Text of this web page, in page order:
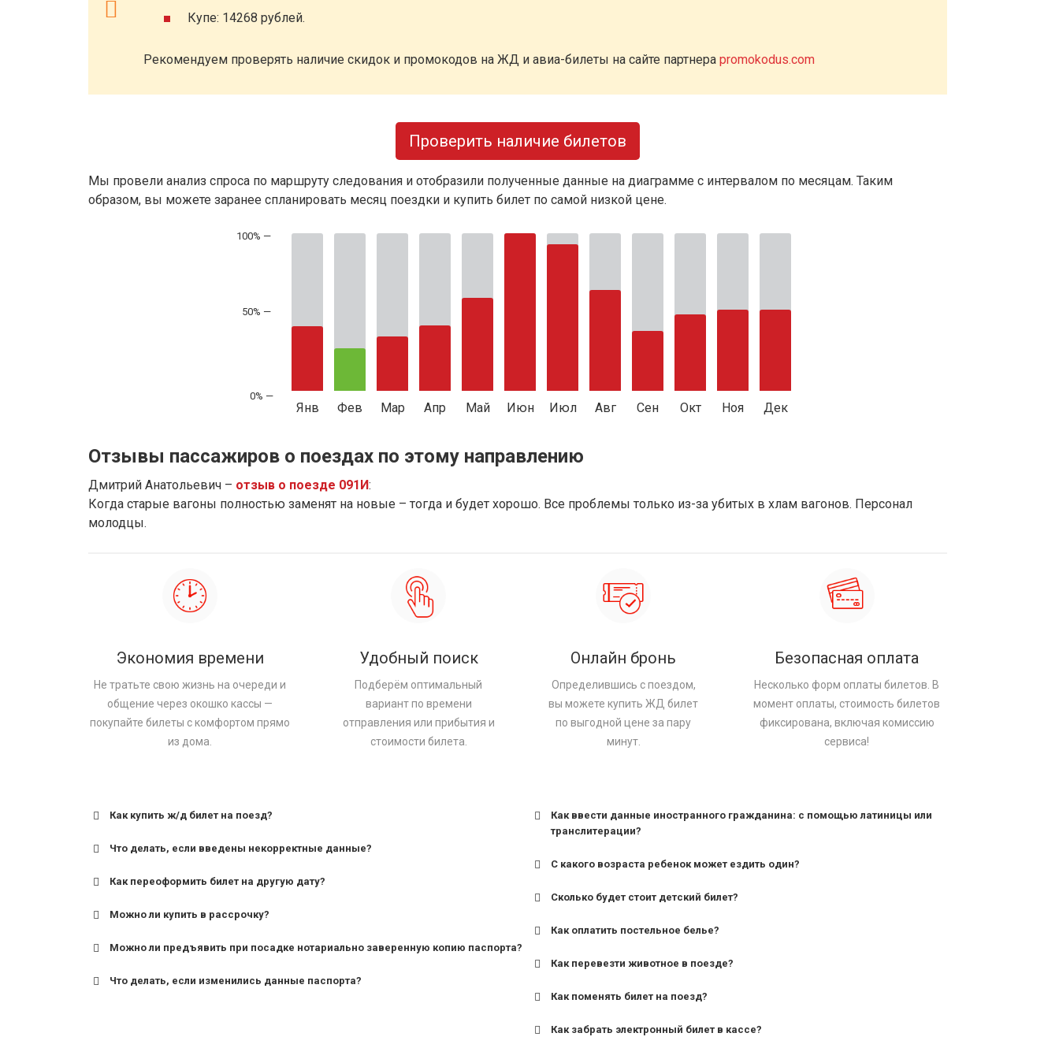
Купе: 14268 рублей.
Рекомендуем проверять наличие скидок и промокодов на ЖД и авиа-билеты на сайте партнера promokodus.com
Проверить наличие билетов
Мы провели анализ спроса по маршруту следования и отобразили полученные данные на диаграмме с интервалом по месяцам. Таким
образом, вы можете заранее спланировать месяц поездки и купить билет по самой низкой цене.
50% —
Янв Фев Мар Апр Май Июн Июл Авг Сен Окт Ноя Дек
Отзывы пассажиров о поездах по этому направлению
Дмитрий Анатольевич – отзыв о поезде 091И:
Когда старые вагоны полностью заменят на новые – тогда и будет хорошо. Все проблемы только из-за убитых в хлам вагонов. Персонал
молодцы.
Экономия времени
Не тратьте свою жизнь на очереди и
общение через окошко кассы —
покупайте билеты с комфортом прямо
из дома.
Удобный поиск
Подберём оптимальный
вариант по времени
отправления или прибытия и
стоимости билета.
Онлайн бронь
Определившись с поездом,
вы можете купить ЖД билет
по выгодной цене за пару
минут.
Безопасная оплата
Несколько форм оплаты билетов. В
момент оплаты, стоимость билетов
фиксирована, включая комиссию
сервиса!
Как купить ж/д билет на поезд?
Что делать, если введены некорректные данные?
Как переоформить билет на другую дату?
Можно ли купить в рассрочку?
Можно ли предъявить при посадке нотариально заверенную копию паспорта?
Что делать, если изменились данные паспорта?
Как ввести данные иностранного гражданина: с помощью латиницы или
транслитерации?
С какого возраста ребенок может ездить один?
для поездов дальнего следования — от 10 лет и старше;
Сколько будет стоит детский билет?
Как оплатить постельное белье?
Как перевезти животное в поезде?
Как поменять билет на поезд?
Как забрать электронный билет в кассе?